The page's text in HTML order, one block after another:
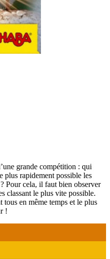
grande compétition : qui
plus rapidement possible les
Pour cela, il faut bien observer
classant le plus vite possible.
tous en même temps et le plus
!